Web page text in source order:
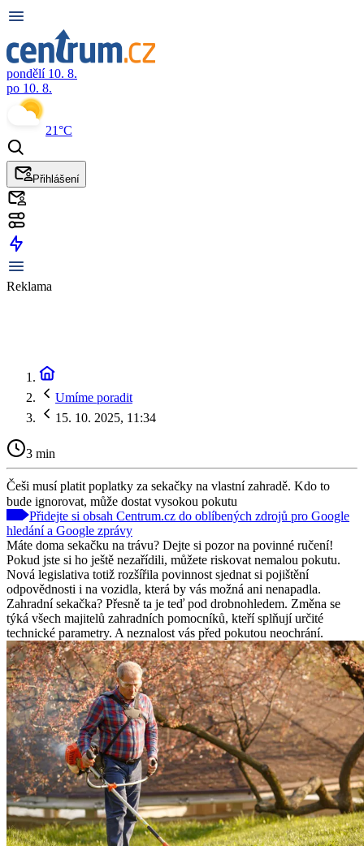
pondělí 10. 8.
po 10. 8.
21°C
Přihlášení
Reklama
Umíme poradit
15. 10. 2025, 11:34
3 min
Češi musí platit poplatky za sekačky na vlastní zahradě. Kdo to
bude ignorovat, může dostat vysokou pokutu
Přidejte si obsah Centrum.cz do oblíbených zdrojů pro Google
hledání a Google zprávy
Máte doma sekačku na trávu? Dejte si pozor na povinné ručení!
Pokud jste si ho ještě nezařídili, můžete riskovat nemalou pokutu.
Nová legislativa totiž rozšířila povinnost sjednat si pojištění
odpovědnosti i na vozidla, která by vás možná ani nenapadla.
Zahradní sekačka? Přesně ta je teď pod drobnohledem. Změna se
týká všech majitelů zahradních pomocníků, kteří splňují určité
technické parametry. A neznalost vás před pokutou neochrání.